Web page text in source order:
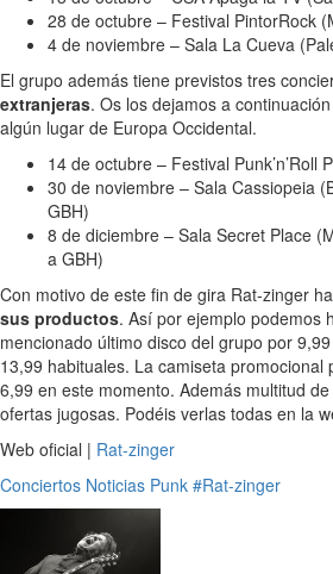
28 de octubre – Festival PintorRock
4 de noviembre – Sala La Cueva
El grupo además tiene previstos tres
extranjeras. Os los dejamos a
algún lugar de Europa Occidental.
14 de octubre – Festival Punk’n’Roll
30 de noviembre – Sala Cassiopeia
GBH)
8 de diciembre – Sala Secret Place
a GBH)
Con motivo de este fin de gira Rat-zinger
sus productos. Así por ejemplo podemos
mencionado último disco del grupo por
13,99 habituales. La camiseta promocional
6,99 en este momento. Además multitud
ofertas jugosas. Podéis verlas todas en la
Web oficial | Rat-zinger
Conciertos Noticias Punk #Rat-zinger